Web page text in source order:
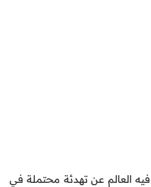
العالم عن تهدئة محتملة في